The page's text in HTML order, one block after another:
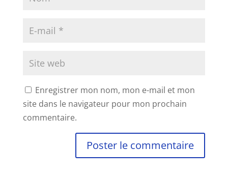
Enregistrer mon nom, mon e-mail et mon
site dans le navigateur pour mon prochain
commentaire.